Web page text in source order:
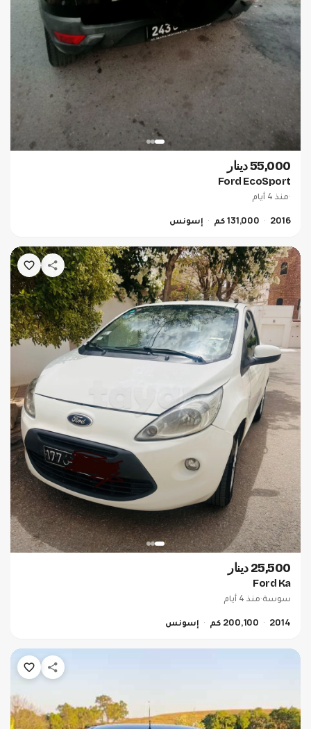
55,000 دينار
Ford EcoSport
·منذ 4 أيام
2016
131,000 كم إسونس
25,500 دينار
Ford Ka
سوسة·منذ 4 أيام
2014
200,100 كم إسونس